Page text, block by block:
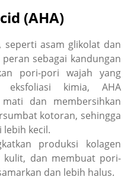
(AHA)
seperti asam glikolat dan
sebagai kandungan
pori-pori wajah yang
kimia, AHA
dan membersihkan
kotoran, sehingga
kecil.
produksi kolagen
kulit, dan membuat pori-
dan lebih halus.